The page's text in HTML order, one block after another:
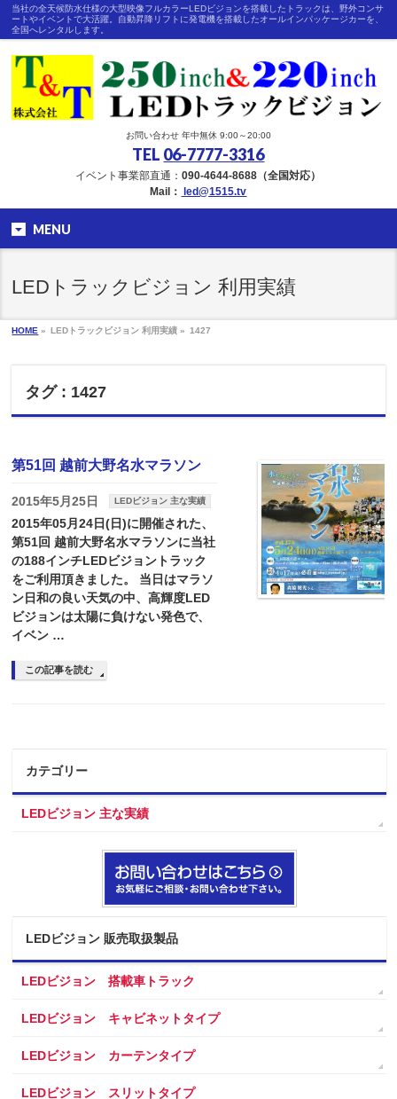
当社の全天候防水仕様の大型映像フルカラーLEDビジョンを搭載したトラックは、野外コンサ
ートやイベントで大活躍。自動昇降リフトに発電機を搭載したオールインパッケージカーを、
全国へレンタルします。
お問い合わせ 年中無休 9:00～20:00
TEL 06-7777-3316
イベント事業部直通：090-4644-8688（全国対応）
Mail：
led@1515.tv
MENU
LEDトラックビジョン 利用実績
HOME » LEDトラックビジョン 利用実績 » 1427
タグ : 1427
第51回 越前大野名水マラソン
2015年5月25日 LEDビジョン 主な実績
2015年05月24日(日)に開催された、
第51回 越前大野名水マラソンに当社
の188インチLEDビジョントラック
をご利用頂きました。 当日はマラソ
ン日和の良い天気の中、高輝度LED
ビジョンは太陽に負けない発色で、
イベン …
この記事を読む
カテゴリー
LEDビジョン 主な実績
LEDビジョン 販売取扱製品
LEDビジョン 搭載車トラック
LEDビジョン キャビネットタイプ
LEDビジョン カーテンタイプ
LEDビジョン スリットタイプ